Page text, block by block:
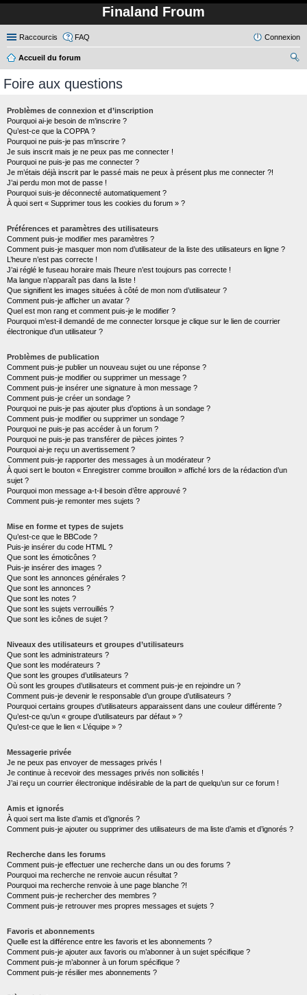
Finaland Froum
Raccourcis FAQ Connexion
Accueil du forum
Foire aux questions
Problèmes de connexion et d’inscription
Pourquoi ai-je besoin de m’inscrire ?
Qu’est-ce que la COPPA ?
Pourquoi ne puis-je pas m’inscrire ?
Je suis inscrit mais je ne peux pas me connecter !
Pourquoi ne puis-je pas me connecter ?
Je m’étais déjà inscrit par le passé mais ne peux à présent plus me connecter ?!
J’ai perdu mon mot de passe !
Pourquoi suis-je déconnecté automatiquement ?
À quoi sert « Supprimer tous les cookies du forum » ?
Préférences et paramètres des utilisateurs
Comment puis-je modifier mes paramètres ?
Comment puis-je masquer mon nom d’utilisateur de la liste des utilisateurs en ligne ?
L’heure n’est pas correcte !
J’ai réglé le fuseau horaire mais l’heure n’est toujours pas correcte !
Ma langue n’apparaît pas dans la liste !
Que signifient les images situées à côté de mon nom d’utilisateur ?
Comment puis-je afficher un avatar ?
Quel est mon rang et comment puis-je le modifier ?
Pourquoi m’est-il demandé de me connecter lorsque je clique sur le lien de courrier
électronique d’un utilisateur ?
Problèmes de publication
Comment puis-je publier un nouveau sujet ou une réponse ?
Comment puis-je modifier ou supprimer un message ?
Comment puis-je insérer une signature à mon message ?
Comment puis-je créer un sondage ?
Pourquoi ne puis-je pas ajouter plus d’options à un sondage ?
Comment puis-je modifier ou supprimer un sondage ?
Pourquoi ne puis-je pas accéder à un forum ?
Pourquoi ne puis-je pas transférer de pièces jointes ?
Pourquoi ai-je reçu un avertissement ?
Comment puis-je rapporter des messages à un modérateur ?
À quoi sert le bouton « Enregistrer comme brouillon » affiché lors de la rédaction d’un
sujet ?
Pourquoi mon message a-t-il besoin d’être approuvé ?
Comment puis-je remonter mes sujets ?
Mise en forme et types de sujets
Qu’est-ce que le BBCode ?
Puis-je insérer du code HTML ?
Que sont les émoticônes ?
Puis-je insérer des images ?
Que sont les annonces générales ?
Que sont les annonces ?
Que sont les notes ?
Que sont les sujets verrouillés ?
Que sont les icônes de sujet ?
Niveaux des utilisateurs et groupes d’utilisateurs
Que sont les administrateurs ?
Que sont les modérateurs ?
Que sont les groupes d’utilisateurs ?
Où sont les groupes d’utilisateurs et comment puis-je en rejoindre un ?
Comment puis-je devenir le responsable d’un groupe d’utilisateurs ?
Pourquoi certains groupes d’utilisateurs apparaissent dans une couleur différente ?
Qu’est-ce qu’un « groupe d’utilisateurs par défaut » ?
Qu’est-ce que le lien « L’équipe » ?
Messagerie privée
Je ne peux pas envoyer de messages privés !
Je continue à recevoir des messages privés non sollicités !
J’ai reçu un courrier électronique indésirable de la part de quelqu’un sur ce forum !
Amis et ignorés
À quoi sert ma liste d’amis et d’ignorés ?
Comment puis-je ajouter ou supprimer des utilisateurs de ma liste d’amis et d’ignorés ?
Recherche dans les forums
Comment puis-je effectuer une recherche dans un ou des forums ?
Pourquoi ma recherche ne renvoie aucun résultat ?
Pourquoi ma recherche renvoie à une page blanche ?!
Comment puis-je rechercher des membres ?
Comment puis-je retrouver mes propres messages et sujets ?
Favoris et abonnements
Quelle est la différence entre les favoris et les abonnements ?
Comment puis-je ajouter aux favoris ou m’abonner à un sujet spécifique ?
Comment puis-je m’abonner à un forum spécifique ?
Comment puis-je résilier mes abonnements ?